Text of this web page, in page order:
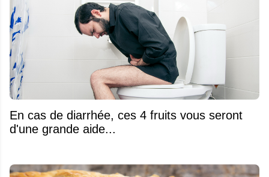
En cas de diarrhée, ces 4 fruits vous seront
d'une grande aide...